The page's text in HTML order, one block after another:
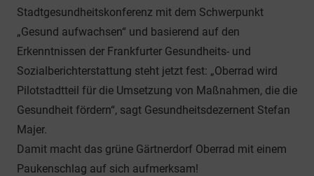
Stadtgesundheitskonferenz mit dem Schwerpunkt
„Gesund aufwachsen“ und basierend auf den
Erkenntnissen der Frankfurter Gesundheits- und
Sozialberichterstattung steht jetzt fest: „Oberrad wird
Pilotstadtteil für die Umsetzung von Maßnahmen, die die
Gesundheit fördern“, sagt Gesundheitsdezernent Stefan
Majer.
Damit macht das grüne Gärtnerdorf Oberrad mit einem
Paukenschlag auf sich aufmerksam!